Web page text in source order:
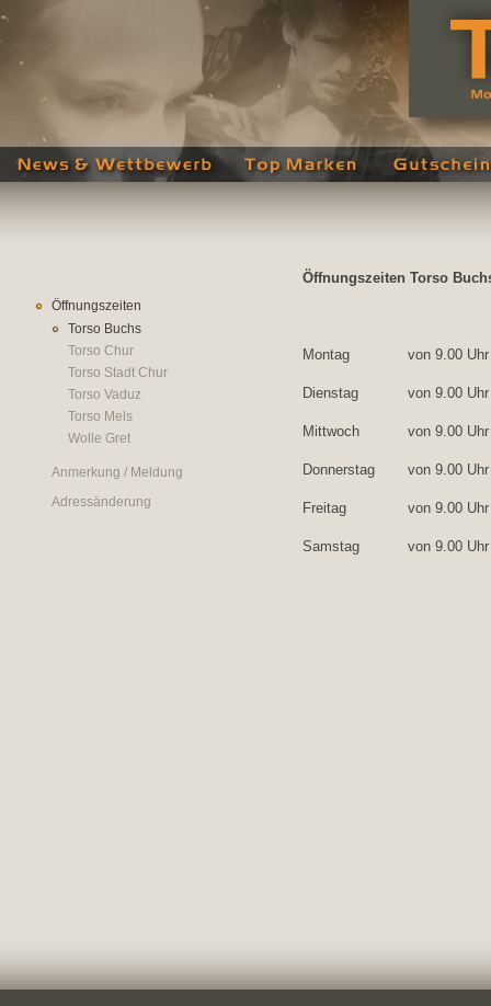
Öffnungszeiten
Torso Buchs
Torso Chur
Torso Stadt Chur
Torso Vaduz
Torso Mels
Wolle Gret
Anmerkung / Meldung
Adressänderung
Öffnungszeiten Torso
Montag von 9.00
Dienstag von 9.00
Mittwoch von 9.00
Donnerstag von 9.00
Freitag von 9.00
Samstag von 9.00